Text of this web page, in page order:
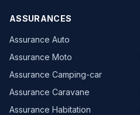
ASSURANCES
Assurance Auto
Assurance Moto
Assurance Camping-car
Assurance Caravane
Assurance Habitation